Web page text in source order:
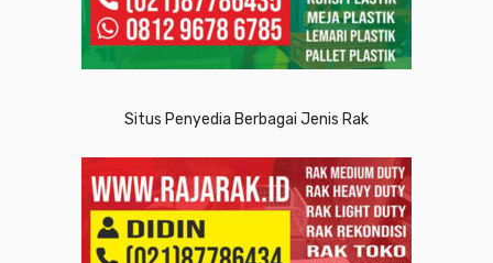
Situs Penyedia Berbagai Jenis Rak